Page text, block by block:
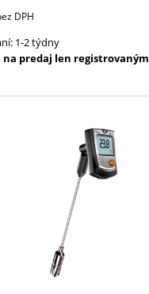
DPH
1-2 týdny
predaj len registrovaným